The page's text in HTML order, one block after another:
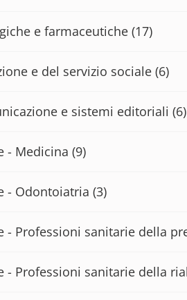
e farmaceutiche (17)
e del servizio sociale (6)
e sistemi editoriali (6)
- Medicina (9)
- Odontoiatria (3)
- Professioni sanitarie della
- Professioni sanitarie della